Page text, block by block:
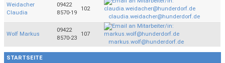
STARTSEITE
Weidacher
Claudia
09422
8570-19
102
claudia.weidacher@hunderdorf.de
Wolf Markus
09422
8570-23
107
markus.wolf@hunderdorf.de